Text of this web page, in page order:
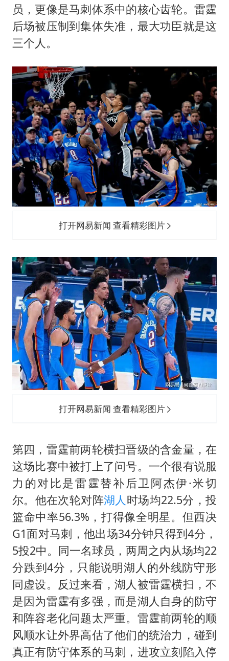
员，更像是马刺体系中的核心齿轮。雷霆
后场被压制到集体失准，最大功臣就是这
三个人。
打开网易新闻 查看精彩图片
打开网易新闻 查看精彩图片
第四，雷霆前两轮横扫晋级的含金量，在
这场比赛中被打上了问号。一个很有说服
力的对比是雷霆替补后卫阿杰伊·米切
尔。他在次轮对阵湖人时场均22.5分，投
篮命中率56.3%，打得像全明星。但西决
G1面对马刺，他出场34分钟只得到4分，
5投2中。同一名球员，两周之内从场均22
分跌到4分，只能说明湖人的外线防守形
同虚设。反过来看，湖人被雷霆横扫，不
是因为雷霆有多强，而是湖人自身的防守
和阵容老化问题太严重。雷霆前两轮的顺
风顺水让外界高估了他们的统治力，碰到
真正有防守体系的马刺，进攻立刻陷入停